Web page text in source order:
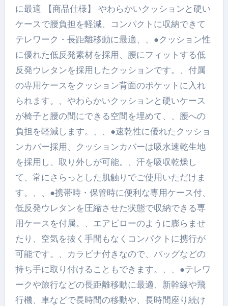
に最適 【商品仕様】 やわらかいクッションと硬い
ケースで腰負担を軽減、コンパクトに収納できて
テレワーク・長距離移動に最適、、●クッション性
に優れた低反発素材を採用、腰にフィットする低
反発ウレタンを採用したクッションです。、付属
の専用ケースをクッション背面のポケットに入れ
られます。、やわらかいクッションと硬いケース
が椅子と腰の間にできる空間を埋めて、、腰への
負担を軽減します。、、●速乾性に優れたクッショ
ンカバー採用、クッションカバーは吸水速乾生地
を採用し、取り外しが可能。、汗を吸収乾燥し
て、常にさらっとした肌触りでご使用いただけま
す。、、●携帯時・保管時に便利な専用ケース付、
低反発ウレタンを圧縮させた状態で収納できる専
用ケースを付属。、エアピローのように膨らませ
たり、空気を抜く手間もなくコンパクトに携行が
可能です。、カラビナ付きなので、バッグなどの
持ち手に取り付けることもできます。、、●テレワ
ークや旅行などの長距離移動に最適、新幹線や飛
行機、車などで長時間の移動や、長時間座り続け